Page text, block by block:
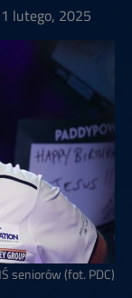
lutego, 2025
seniorów (fot. PDC)